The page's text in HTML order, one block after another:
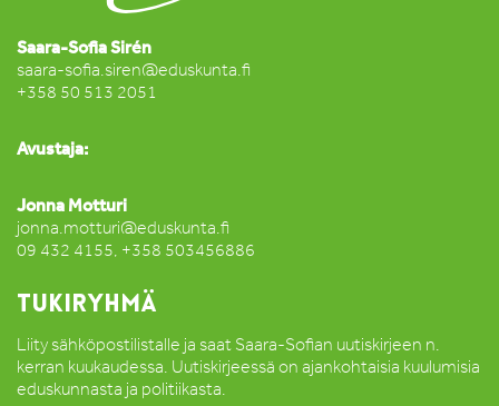
Saara-Sofia Sirén
saara-sofia.siren@eduskunta.fi
+358 50 513 2051
Avustaja:
Jonna Motturi
jonna.motturi@eduskunta.fi
09 432 4155, +358 503456886
TUKIRYHMÄ
Liity sähköpostilistalle ja saat Saara-Sofian uutiskirjeen n.
kerran kuukaudessa. Uutiskirjeessä on ajankohtaisia kuulumisia
eduskunnasta ja politiikasta.